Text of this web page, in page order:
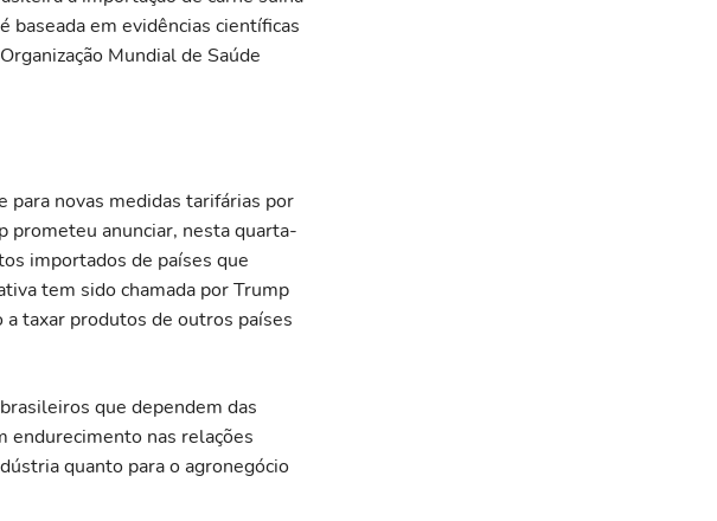
baseada em evidências científicas
Mundial de Saúde
para novas medidas tarifárias por
prometeu anunciar, nesta quarta-
importados de países que
tem sido chamada por Trump
a taxar produtos de outros países
que dependem das
endurecimento nas relações
quanto para o agronegócio